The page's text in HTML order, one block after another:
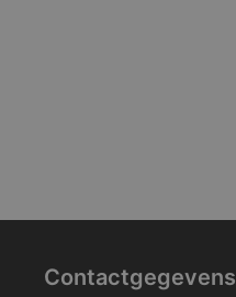
Contactgegevens